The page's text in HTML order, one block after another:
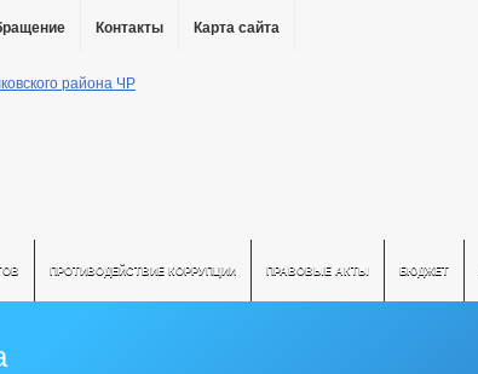
Контакты Карта сайта
ПРОТИВОДЕЙСТВИЕ КОРРУПЦИИ ПРАВОВЫЕ АКТЫ БЮДЖЕТ